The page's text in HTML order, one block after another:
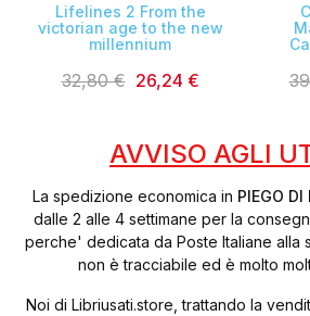
Lifelines 2 From the
victorian age to the new
millennium
32,80 € 26,24 €
AVVISO AGLI
La spedizione economica in PIEGO DI
dalle 2 alle 4 settimane per la
perche' dedicata da Poste Italiane alla
non è tracciabile ed è molto
Noi di Libriusati.store, trattando la